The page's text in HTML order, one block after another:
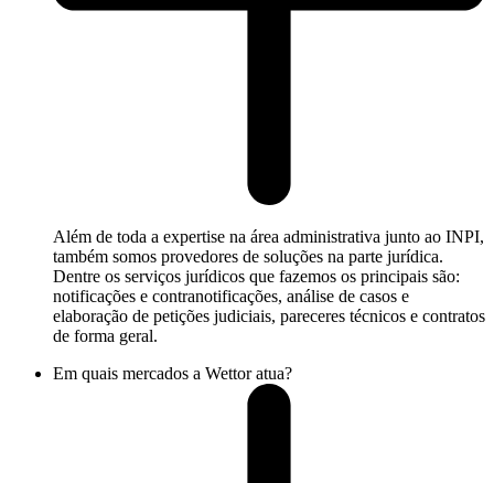
Além de toda a expertise na área administrativa junto ao INPI,
também somos provedores de soluções na parte jurídica.
Dentre os serviços jurídicos que fazemos os principais são:
notificações e contranotificações, análise de casos e
elaboração de petições judiciais, pareceres técnicos e contratos
de forma geral.
Em quais mercados a Wettor atua?